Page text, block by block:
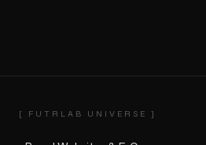
[ FUTRLAB UNIVERSE ]